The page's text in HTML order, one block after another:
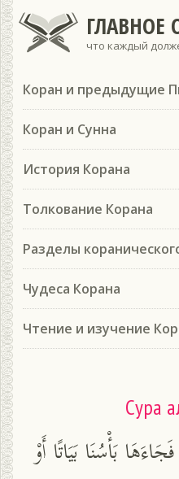
ГЛАВНОЕ
что каждый
Коран и предыдущие
Коран и Сунна
История Корана
Толкование Корана
Разделы
Чудеса Корана
Чтение и изучение
Сура
بَأْسُنَا بَيَاتًا أَوْ